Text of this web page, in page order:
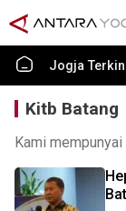
Jogja
Kitb Batang
Kami